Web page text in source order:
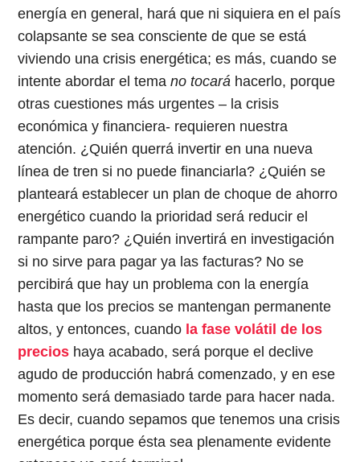
energía en general, hará que ni siquiera en el país
colapsante se sea consciente de que se está
viviendo una crisis energética; es más, cuando se
intente abordar el temano tocará hacerlo, porque
otras cuestiones más urgentes – la crisis
económica y financiera- requieren nuestra
atención. ¿Quién querrá invertir en una nueva
línea de tren si no puede financiarla? ¿Quién se
planteará establecer un plan de choque de ahorro
energético cuando la prioridad será reducir el
rampante paro? ¿Quién invertirá en investigación
si no sirve para pagar ya las facturas? No se
percibirá que hay un problema con la energía
hasta que los precios se mantengan permanente
altos, y entonces, cuando la fase volátil de los
precios haya acabado, será porque el declive
agudo de producción habrá comenzado, y en ese
momento será demasiado tarde para hacer nada.
Es decir, cuando sepamos que tenemos una crisis
energética porque ésta sea plenamente evidente